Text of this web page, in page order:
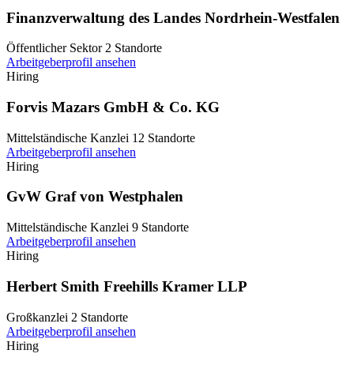
Finanzverwaltung des Landes Nordrhein-Westfalen
Öffentlicher Sektor 2 Standorte
Arbeitgeberprofil ansehen
Hiring
Forvis Mazars GmbH & Co. KG
Mittelständische Kanzlei 12 Standorte
Arbeitgeberprofil ansehen
Hiring
GvW Graf von Westphalen
Mittelständische Kanzlei 9 Standorte
Arbeitgeberprofil ansehen
Hiring
Herbert Smith Freehills Kramer LLP
Großkanzlei 2 Standorte
Arbeitgeberprofil ansehen
Hiring